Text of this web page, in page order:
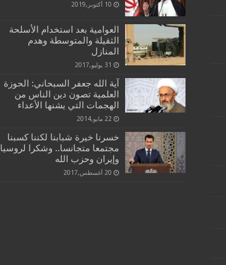
10 أكتوبر,2019
العوامية بعد استخدام الأسلحة
الثقيلة والمتوسطة وهدم
المنازل
31 يوليو,2017
آية الله جعفر السبحاني: الحوزة
العلمية تصون دين الناس من
الهجمات التي يشنها الأعداء
22 مايو,2014
خسرنا خيرة شبابنا لكننا كسبنا
مجتمعا متجانسا.. وشكرا لروسيا
وإيران وحزب الله
20 أغسطس,2017